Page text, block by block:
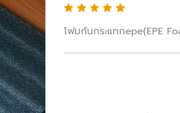
โฟมกันกระแทกepe(EPE